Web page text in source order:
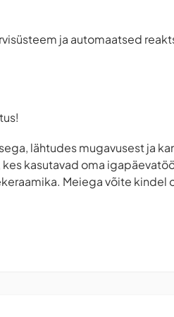
ja automaatsed
lähtudes mugavusest ja
kasutavad oma
Meiega võite kindel